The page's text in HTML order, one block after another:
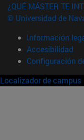
¿QUÉ MÁSTER TE
© Universidad de
Información
Accesibilidad
Configuración
Localizador de campus